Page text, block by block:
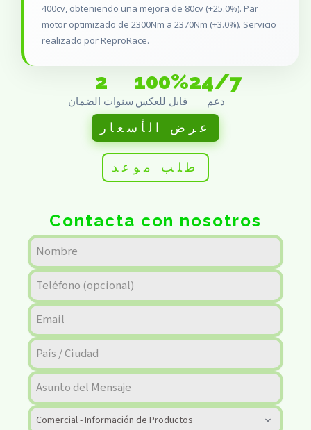
400cv, obteniendo una mejora de 80cv (+25.0%). Par
motor optimizado de 2300Nm a 2370Nm (+3.0%). Servicio
realizado por ReproRace.
2
سنوات الضمان
100%
قابل للعكس
24/7
دعم
عرض الأسعار
طلب موعد
Contacta con nosotros